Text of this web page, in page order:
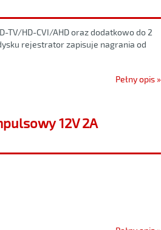
TV/HD-CVI/AHD oraz dodatkowo do 2
rejestrator zapisuje nagrania od
Pełny opis »
12V 2A